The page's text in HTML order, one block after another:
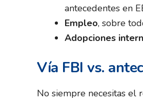
antecedentes en
Empleo, sobre
Adopciones
Vía FBI vs.
No siempre necesitas el